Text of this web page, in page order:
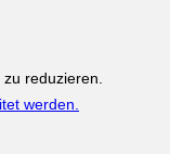
zu reduzieren.
werden.